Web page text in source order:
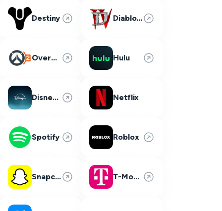
Destiny Diablo 4
Overwatch 2 Hulu
Disney Plus Netflix
Spotify Roblox
Snapchat T-Mobile